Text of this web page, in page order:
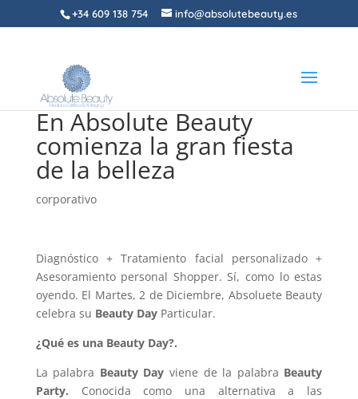
+34 609 138 754 info@absolutebeauty.es
En Absolute Beauty
comienza la gran fiesta
de la belleza
corporativo
Diagnóstico + Tratamiento facial personalizado +
Asesoramiento personal Shopper. Sí, como lo estas
oyendo. El Martes, 2 de Diciembre, Absoluete Beauty
celebra su Beauty DayParticular.
¿Qué es una Beauty Day?.
La palabra Beauty Day viene de la palabra Beauty
Party. Conocida como una alternativa a las